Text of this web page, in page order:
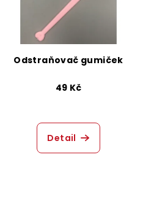
Odstraňovač gumiček
49 Kč
Detail